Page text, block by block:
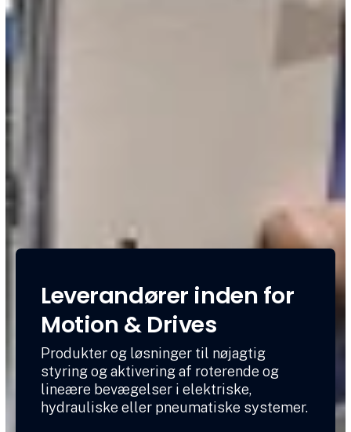
Leverandører inden for
Motion & Drives
Produkter og løsninger til nøjagtig
styring og aktivering af roterende og
lineære bevægelser i elektriske,
hydrauliske eller pneumatiske systemer.